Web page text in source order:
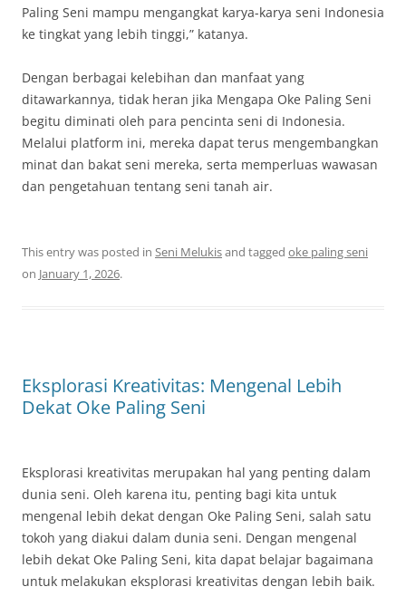
Paling Seni mampu mengangkat karya-karya seni Indonesia
ke tingkat yang lebih tinggi,” katanya.
Dengan berbagai kelebihan dan manfaat yang
ditawarkannya, tidak heran jika Mengapa Oke Paling Seni
begitu diminati oleh para pencinta seni di Indonesia.
Melalui platform ini, mereka dapat terus mengembangkan
minat dan bakat seni mereka, serta memperluas wawasan
dan pengetahuan tentang seni tanah air.
This entry was posted in Seni Melukisand tagged oke paling seni
on January 1, 2026.
Eksplorasi Kreativitas: Mengenal Lebih
Dekat Oke Paling Seni
Eksplorasi kreativitas merupakan hal yang penting dalam
dunia seni. Oleh karena itu, penting bagi kita untuk
mengenal lebih dekat dengan Oke Paling Seni, salah satu
tokoh yang diakui dalam dunia seni. Dengan mengenal
lebih dekat Oke Paling Seni, kita dapat belajar bagaimana
untuk melakukan eksplorasi kreativitas dengan lebih baik.